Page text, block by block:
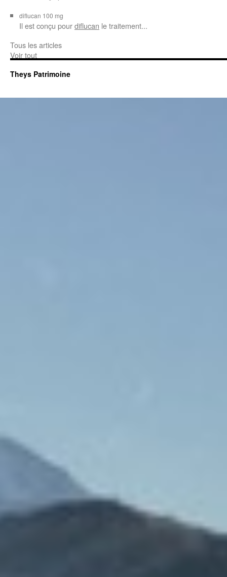
diflucan 100 mg
Il est conçu pourdiflucan le traitement...
Tous les articles
Voir tout
Theys Patrimoine